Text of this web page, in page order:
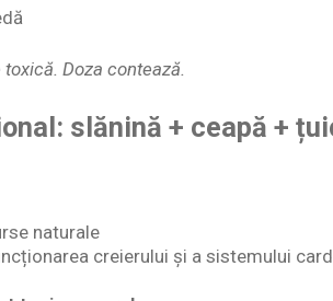
Doza contează.
slănină + ceapă +
naturale
creierului și a sistemului